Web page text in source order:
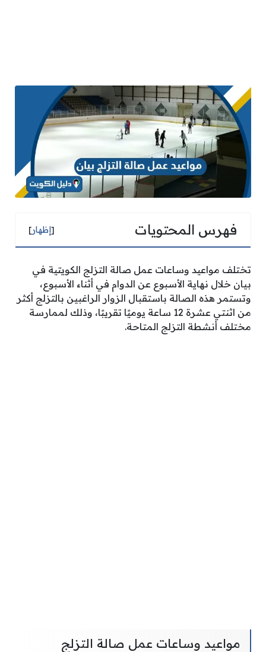
فهرس المحتويات [إظهار]
تختلف مواعيد وساعات عمل صالة التزلج الكويتية في
بيان خلال نهاية الأسبوع عن الدوام في أثناء الأسبوع،
وتستمر هذه الصالة باستقبال الزوار الراغبين بالتزلج أكثر
من اثنتي عشرة 12 ساعة يوميًا تقريبًا، وذلك لممارسة
مختلف أنشطة التزلج المتاحة.
مواعيد وساعات عمل صالة التزلج